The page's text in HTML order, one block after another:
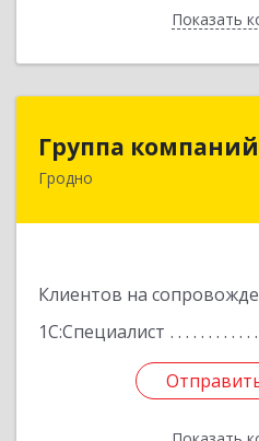
Показать
Группа
Гродно
Клиентов на
1С:Специалист
Группа